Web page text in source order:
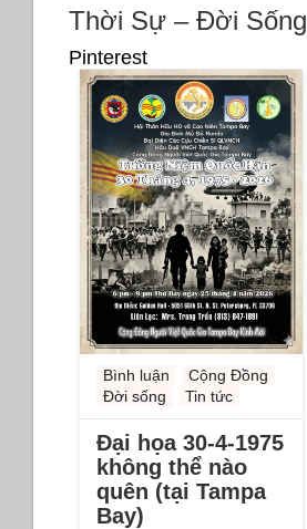
Thời Sự – Đời Sống
Pinterest
Bình luận
Cộng Đồng
Đời sống
Tin tức
Đại họa 30-4-1975
không thể nào
quên (tại Tampa
Bay)